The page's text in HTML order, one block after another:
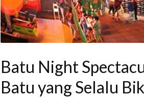
Batu Night
Batu yang Selalu